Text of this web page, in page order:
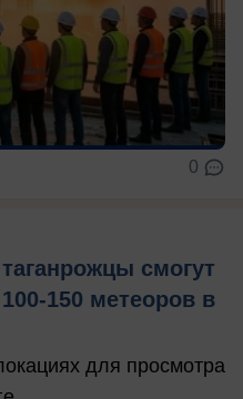
0
смогут
150 метеоров в
для просмотра